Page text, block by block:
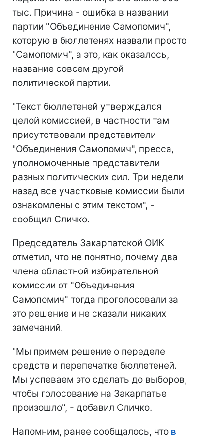
тыс. Причина - ошибка в названии
партии "Объединение Самопомич",
которую в бюллетенях назвали просто
"Самопомич", а это, как оказалось,
название совсем другой
политической партии.
"Текст бюллетеней утверждался
целой комиссией, в частности там
присутствовали представители
"Объединения Самопомич", пресса,
уполномоченные представители
разных политических сил. Три недели
назад все участковые комиссии были
ознакомлены с этим текстом", -
сообщил Сличко.
Председатель Закарпатской ОИК
отметил, что не понятно, почему два
члена областной избирательной
комиссии от "Объединения
Самопомич" тогда проголосовали за
это решение и не сказали никаких
замечаний.
"Мы примем решение о переделе
средств и перепечатке бюллетеней.
Мы успеваем это сделать до выборов,
чтобы голосование на Закарпатье
произошло", - добавил Сличко.
Напомним, ранее сообщалось, что в